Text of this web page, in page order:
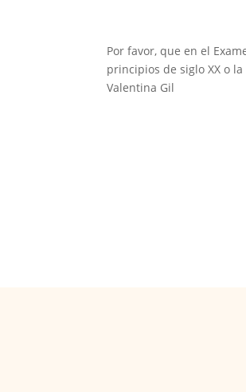
Por favor, que en el
principios de siglo XX o
Valentina Gil